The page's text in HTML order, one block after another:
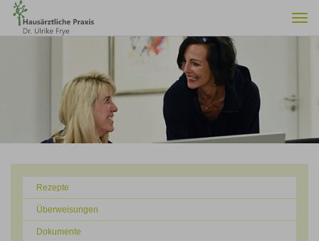
Rezepte
Überweisungen
Dokumente